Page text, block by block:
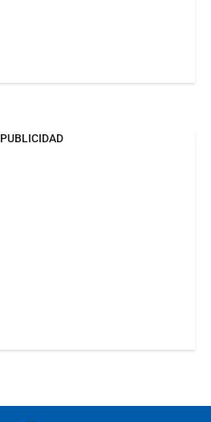
PUBLICIDAD